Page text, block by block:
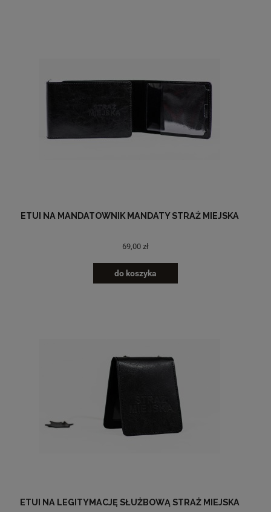
ETUI NA MANDATOWNIK MANDATY STRAŻ MIEJSKA
69,00 zł
do koszyka
ETUI NA LEGITYMACJĘ SŁUŻBOWĄ STRAŻ MIEJSKA